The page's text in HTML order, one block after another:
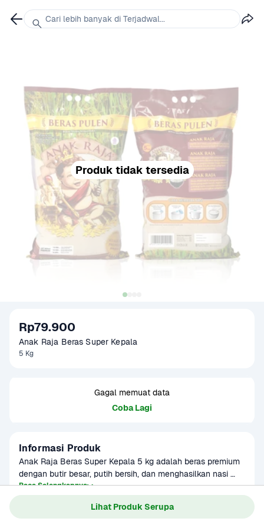
Lihat Produk Serupa
Produk tidak tersedia
Rp79.900
Anak Raja Beras Super Kepala
5 Kg
Gagal memuat data
Coba Lagi
Informasi Produk
Anak Raja Beras Super Kepala 5 kg adalah beras premium
dengan butir besar, putih bersih, dan menghasilkan nasi
pulen serta wangi. Cocok untuk kebutuhan rumah tangga,
usaha kuliner, maupun sajian spesial keluarga. Diproses
secara modern dan higienis untuk menjaga kualitas,
Baca Selengkapnya
Kategori
Sembako
3-8 bulan
Cari lebih banyak di Terjadwal...